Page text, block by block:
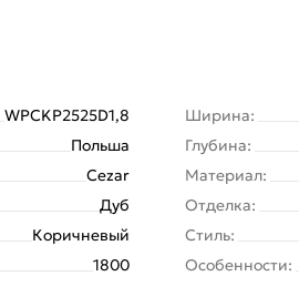
WPCKP2525D1,8
Польша
Cezar
Дуб
Коричневый
1800
Ширина:
Глубина:
Материал:
Отделка:
Стиль:
Особенности: